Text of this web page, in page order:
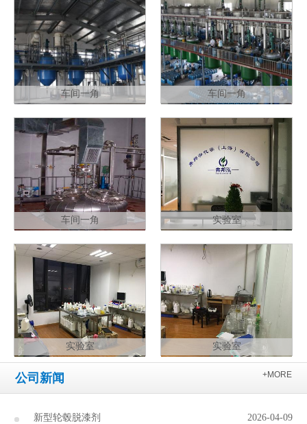
车间一角 车间一角
车间一角 实验室
实验室 实验室
+MORE
公司新闻
2026-04-09
新型轮毂脱漆剂